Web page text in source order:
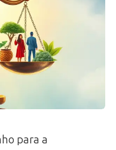
para a